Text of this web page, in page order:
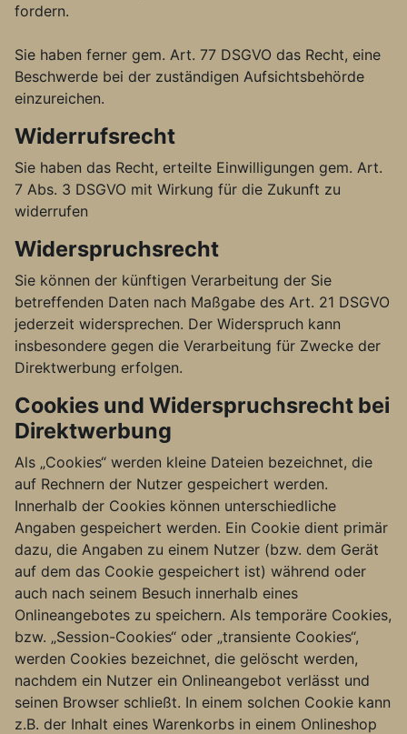
fordern.
Sie haben ferner gem. Art. 77 DSGVO das Recht, eine
Beschwerde bei der zuständigen Aufsichtsbehörde
einzureichen.
Widerrufsrecht
Sie haben das Recht, erteilte Einwilligungen gem. Art.
7 Abs. 3 DSGVO mit Wirkung für die Zukunft zu
widerrufen
Widerspruchsrecht
Sie können der künftigen Verarbeitung der Sie
betreffenden Daten nach Maßgabe des Art. 21 DSGVO
jederzeit widersprechen. Der Widerspruch kann
insbesondere gegen die Verarbeitung für Zwecke der
Direktwerbung erfolgen.
Cookies und Widerspruchsrecht bei
Direktwerbung
Als „Cookies“ werden kleine Dateien bezeichnet, die
auf Rechnern der Nutzer gespeichert werden.
Innerhalb der Cookies können unterschiedliche
Angaben gespeichert werden. Ein Cookie dient primär
dazu, die Angaben zu einem Nutzer (bzw. dem Gerät
auf dem das Cookie gespeichert ist) während oder
auch nach seinem Besuch innerhalb eines
Onlineangebotes zu speichern. Als temporäre Cookies,
bzw. „Session-Cookies“ oder „transiente Cookies“,
werden Cookies bezeichnet, die gelöscht werden,
nachdem ein Nutzer ein Onlineangebot verlässt und
seinen Browser schließt. In einem solchen Cookie kann
z.B. der Inhalt eines Warenkorbs in einem Onlineshop